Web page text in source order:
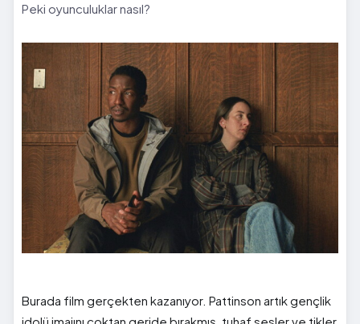
Peki oyunculuklar nasıl?
Burada film gerçekten kazanıyor. Pattinson artık gençlik